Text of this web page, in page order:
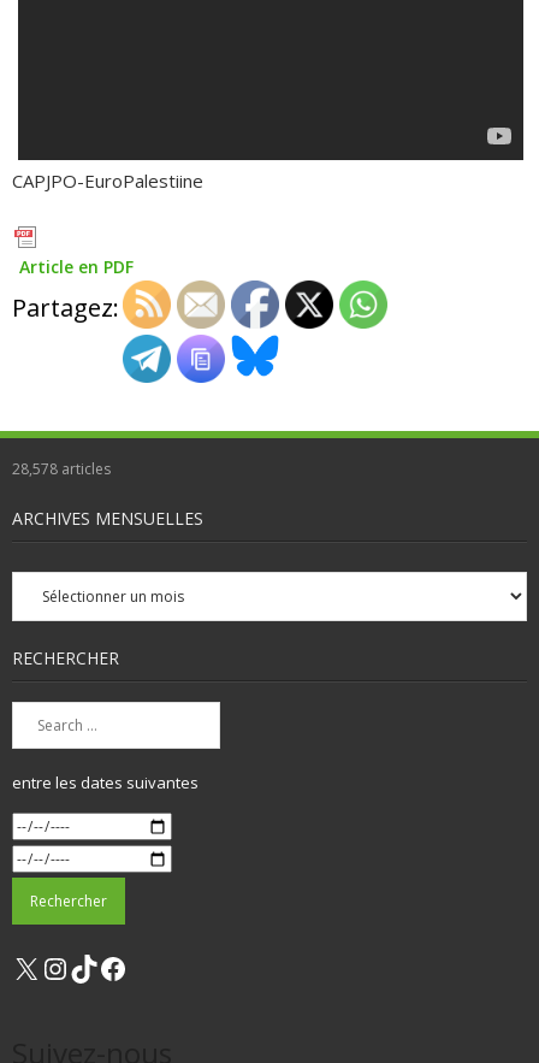
CAPJPO-EuroPalestiine
Article en PDF
Partagez:
28,578 articles
ARCHIVES MENSUELLES
Archives
mensuelles
RECHERCHER
entre les dates suivantes
X Instagram
TikTok